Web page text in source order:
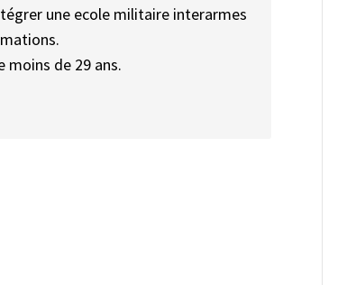
une ecole militaire interarmes
moins de 29 ans.